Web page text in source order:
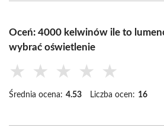
Oceń: 4000 kelwinów ile to
wybrać oświetlenie
★ ★ ★ ★ ★
Średnia ocena: 4.53 Liczba ocen: 16